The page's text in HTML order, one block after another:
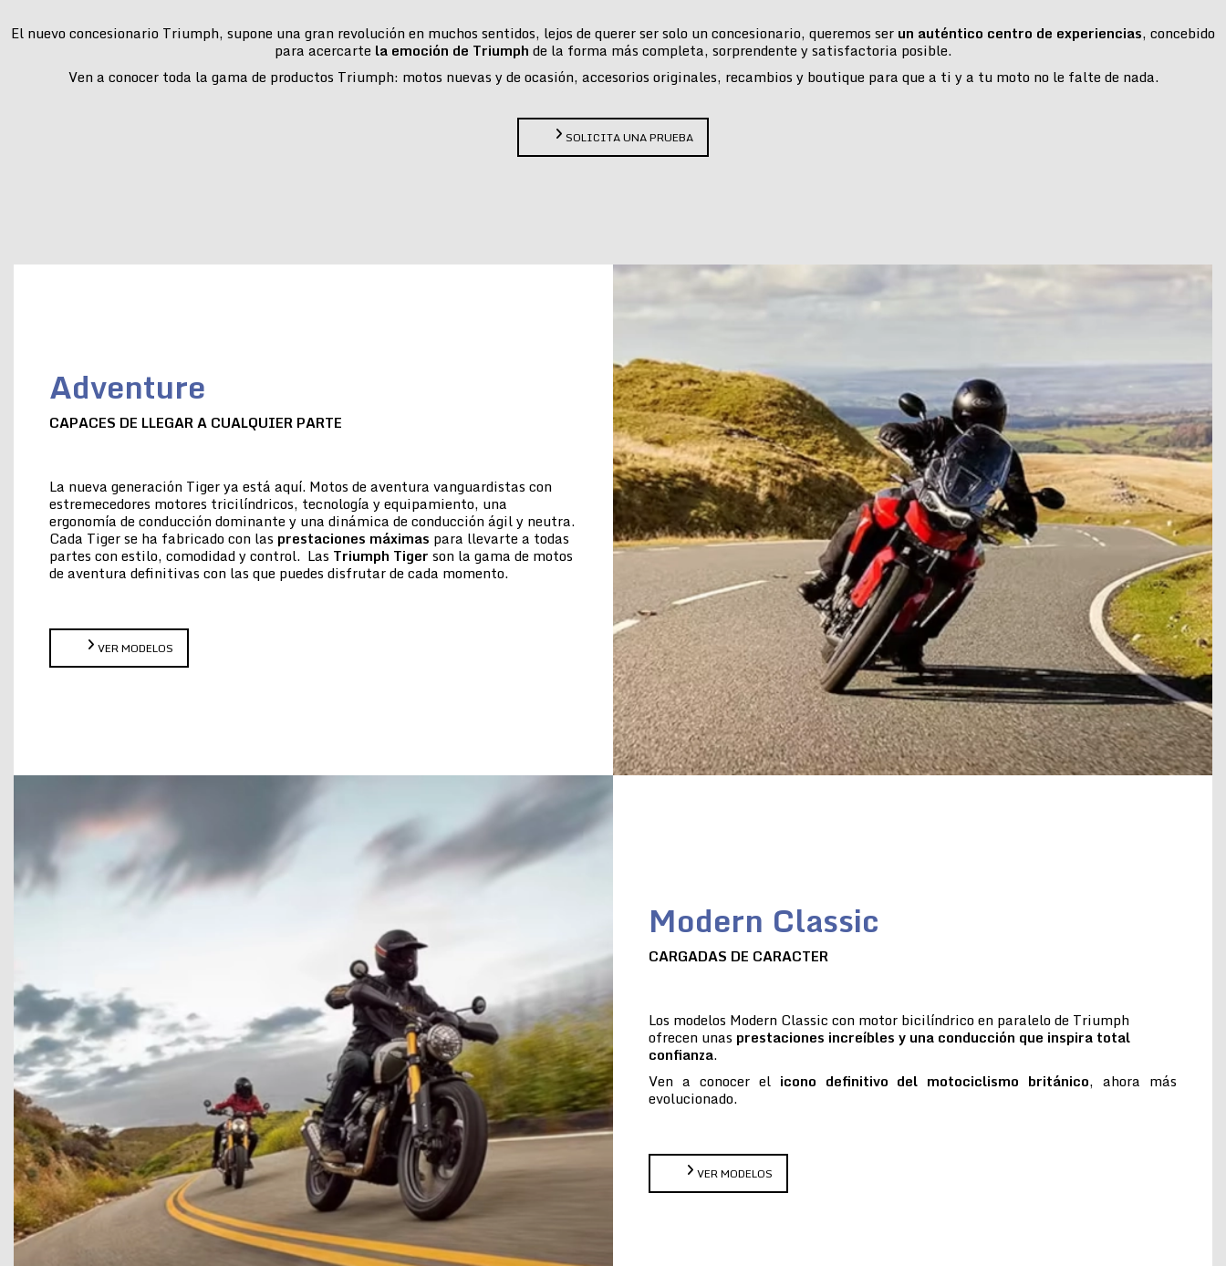
El nuevo concesionario Triumph, supone una gran revolución en muchos sentidos, lejos de querer ser solo un concesionario, queremos ser un auténtico centro de experiencias, concebido
para acercarte la emoción de Triumph de la forma más completa, sorprendente y satisfactoria posible.
Ven a conocer toda la gama de productos Triumph: motos nuevas y de ocasión, accesorios originales, recambios y boutique para que a ti y a tu moto no le falte de nada.
SOLICITA UNA PRUEBA
Adventure
CAPACES DE LLEGAR A CUALQUIER PARTE
La nueva generación Tiger ya está aquí. Motos de aventura vanguardistas con
estremecedores motores tricilíndricos, tecnología y equipamiento, una
ergonomía de conducción dominante y una dinámica de conducción ágil y neutra.
Cada Tiger se ha fabricado con las prestaciones máximas para llevarte a todas
partes con estilo, comodidad y control. Las Triumph Tiger son la gama de motos
de aventura definitivas con las que puedes disfrutar de cada momento.
VER MODELOS
Modern Classic
CARGADAS DE CARACTER
Los modelos Modern Classic con motor bicilíndrico en paralelo de Triumph
ofrecen unas prestaciones increíbles y una conducción que inspira total
confianza.
Ven a conocer el icono definitivo del motociclismo británico, ahora más
evolucionado.
VER MODELOS